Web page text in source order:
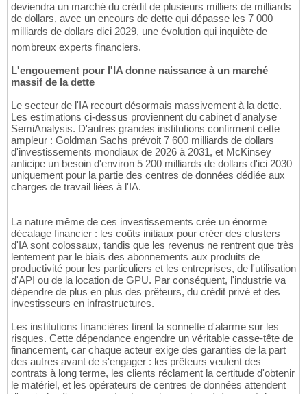
deviendra un marché du crédit de plusieurs milliers de milliards
de dollars, avec un encours de dette qui dépasse les 7 000
milliards de dollars dici 2029, une évolution qui inquiète de
nombreux experts financiers.
L'engouement pour l'IA donne naissance à un marché
massif de la dette
Le secteur de l'IA recourt désormais massivement à la dette.
Les estimations ci-dessus proviennent du cabinet d'analyse
SemiAnalysis. D'autres grandes institutions confirment cette
ampleur : Goldman Sachs prévoit 7 600 milliards de dollars
d'investissements mondiaux de 2026 à 2031, et McKinsey
anticipe un besoin d'environ 5 200 milliards de dollars d'ici 2030
uniquement pour la partie des centres de données dédiée aux
charges de travail liées à l'IA.
La nature même de ces investissements crée un énorme
décalage financier : les coûts initiaux pour créer des clusters
d'IA sont colossaux, tandis que les revenus ne rentrent que très
lentement par le biais des abonnements aux produits de
productivité pour les particuliers et les entreprises, de l'utilisation
d'API ou de la location de GPU. Par conséquent, l'industrie va
dépendre de plus en plus des prêteurs, du crédit privé et des
investisseurs en infrastructures.
Les institutions financières tirent la sonnette d'alarme sur les
risques. Cette dépendance engendre un véritable casse-tête de
financement, car chaque acteur exige des garanties de la part
des autres avant de s'engager : les prêteurs veulent des
contrats à long terme, les clients réclament la certitude d'obtenir
le matériel, et les opérateurs de centres de données attendent